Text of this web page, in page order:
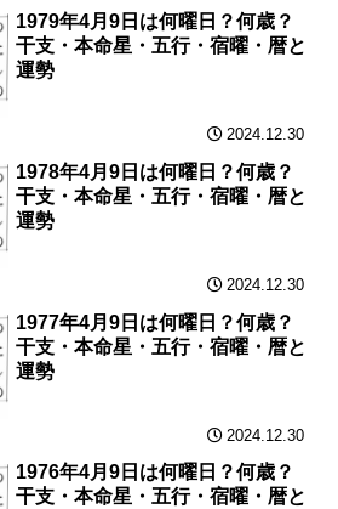
1979年4月9日は何曜日？何歳？
干支・本命星・五行・宿曜・暦と
運勢
2024.12.30
1978年4月9日は何曜日？何歳？
干支・本命星・五行・宿曜・暦と
運勢
2024.12.30
1977年4月9日は何曜日？何歳？
干支・本命星・五行・宿曜・暦と
運勢
2024.12.30
1976年4月9日は何曜日？何歳？
干支・本命星・五行・宿曜・暦と